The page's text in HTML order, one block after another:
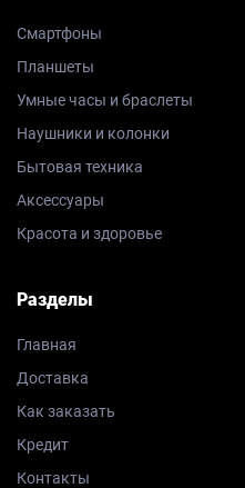
Смартфоны
Планшеты
Умные часы и браслеты
Наушники и колонки
Бытовая техника
Аксессуары
Красота и здоровье
Разделы
Главная
Доставка
Как заказать
Кредит
Контакты